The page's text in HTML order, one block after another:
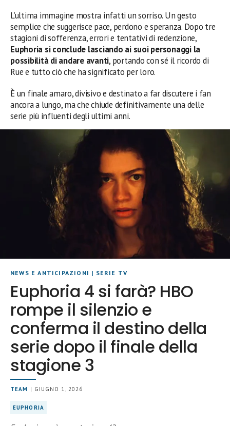
L’ultima immagine mostra infatti un sorriso. Un gesto
semplice che suggerisce pace, perdono e speranza. Dopo tre
stagioni di sofferenza, errori e tentativi di redenzione,
Euphoria si conclude lasciando ai suoi personaggi la
possibilità di andare avanti, portando con sé il ricordo di
Rue e tutto ciò che ha significato per loro.
È un finale amaro, divisivo e destinato a far discutere i fan
ancora a lungo, ma che chiude definitivamente una delle
serie più influenti degli ultimi anni.
NEWS E ANTICIPAZIONI | SERIE TV
Euphoria 4 si farà? HBO
rompe il silenzio e
conferma il destino della
serie dopo il finale della
stagione 3
TEAM | GIUGNO 1, 2026
EUPHORIA